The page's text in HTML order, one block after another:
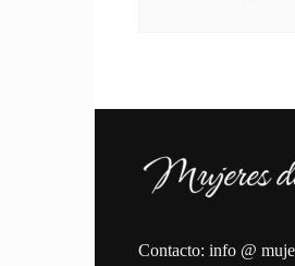
Contacto: info @